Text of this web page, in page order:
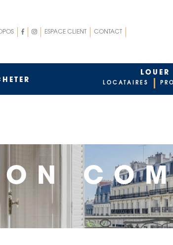
ESPACE CLIENT CONTACT
LOUER
LOCATAIRES